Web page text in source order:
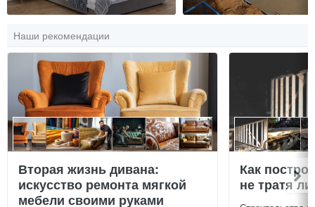
Наши рекомендации
Вторая жизнь дивана:
искусство ремонта мягкой
мебели своими руками
Как
не тратя